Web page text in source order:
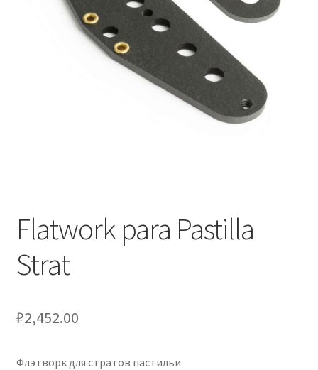
Оформление заказа
Подтверждение заказа
Flatwork para Pastilla
Strat
₽2,452.00
Флэтворк для стратов пастильи